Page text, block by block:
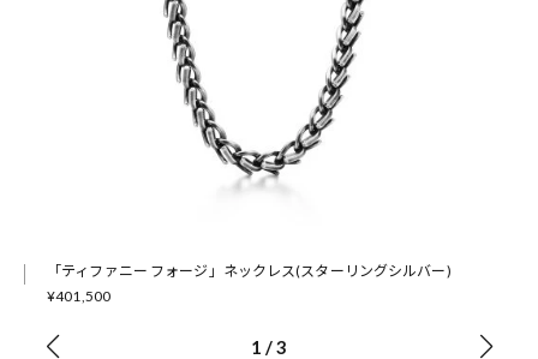
「ティファニー フォージ」ネックレス(スターリングシルバー)
¥401,500
1 /3